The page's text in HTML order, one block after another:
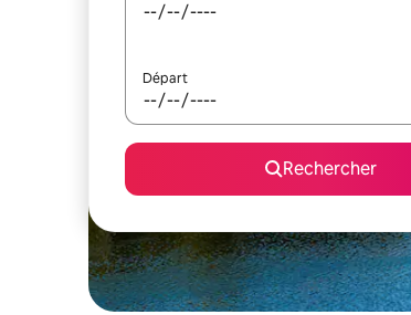
Départ
Rechercher